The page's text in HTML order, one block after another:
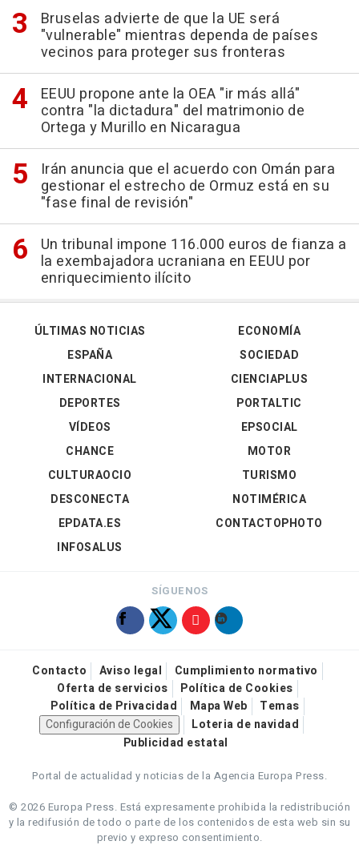
Bruselas advierte de que la UE será
"vulnerable" mientras dependa de países
vecinos para proteger sus fronteras
EEUU propone ante la OEA "ir más allá"
contra "la dictadura" del matrimonio de
Ortega y Murillo en Nicaragua
Irán anuncia que el acuerdo con Omán para
gestionar el estrecho de Ormuz está en su
"fase final de revisión"
Un tribunal impone 116.000 euros de fianza a
la exembajadora ucraniana en EEUU por
enriquecimiento ilícito
ÚLTIMAS NOTICIAS
ESPAÑA
INTERNACIONAL
DEPORTES
VÍDEOS
ECONOMÍA
SOCIEDAD
CIENCIAPLUS
PORTALTIC
EPSOCIAL
CHANCE
CULTURAOCIO
DESCONECTA
EPDATA.ES
INFOSALUS
MOTOR
TURISMO
NOTIMÉRICA
CONTACTOPHOTO
SÍGUENOS
Contacto Aviso legal
Cumplimiento normativo
Oferta de servicios
Política de Cookies
Política de Privacidad
Mapa Web
Temas
Configuración de Cookies
Loteria de navidad
Publicidad estatal
Portal de actualidad y noticias de la Agencia Europa Press.
© 2026 Europa Press. Está expresamente prohibida la redistribución
y la redifusión de todo o parte de los contenidos de esta web sin su
previo y expreso consentimiento.